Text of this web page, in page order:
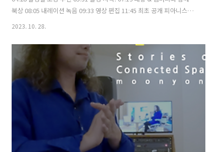
북상 08:05 내레이션 녹음 09:33 영상 편집 11:45 최초 공개 피아니스트
문용의 《연결공간》 https://www.youtube.com/playlist?
영, 장초영 편집, 자막 김문용 moonyong.com moontara.co.kr 주최·
주관 문타라엔터테인먼트 후원 온라인미디어 예술활동 지원 문화체육관
광부 한국문화예술위원회 2023년 문화체육관광부와 한국문화예술위원
회의 '온라인미디어 예술활동 지원' 사업의 지원을 받아 제작되었습니
2023. 10. 28.